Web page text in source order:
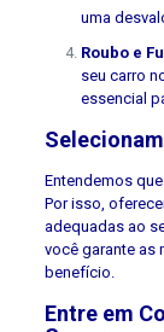
uma
Roubo e
seu carro
essencial
Entendemos
Por isso,
adequadas ao
você garante as
benefício.
Entre em